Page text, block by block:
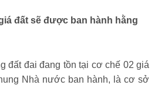
đất sẽ được ban hành hằng
đất đai đang tồn tại cơ chế 02 giá
Nhà nước ban hành, là cơ sở